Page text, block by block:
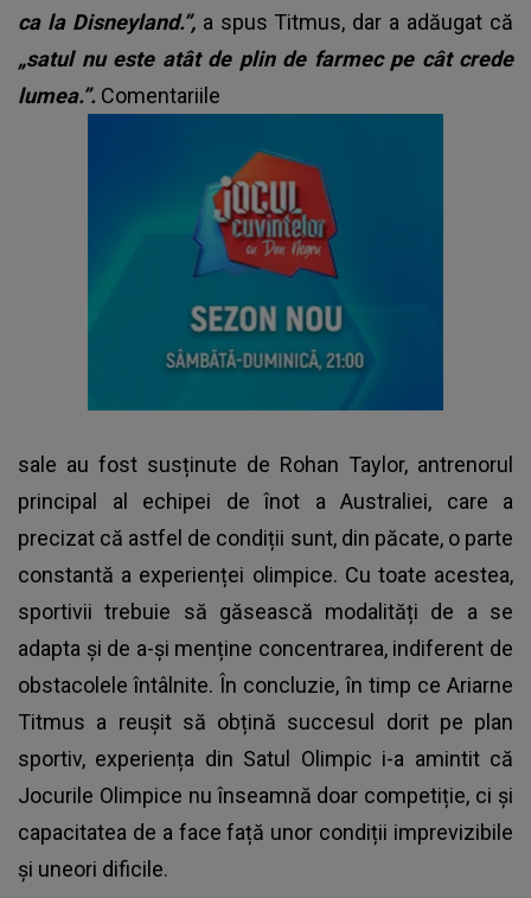
ca la Disneyland.”, a spus Titmus, dar a adăugat că
„satul nu este atât de plin de farmec pe cât crede
lumea.”. Comentariile
sale au fost susținute de Rohan Taylor, antrenorul
principal al echipei de înot a Australiei, care a
precizat că astfel de condiții sunt, din păcate, o parte
constantă a experienței olimpice. Cu toate acestea,
sportivii trebuie să găsească modalități de a se
adapta și de a-și menține concentrarea, indiferent de
obstacolele întâlnite. În concluzie, în timp ce Ariarne
Titmus a reușit să obțină succesul dorit pe plan
sportiv, experiența din Satul Olimpic i-a amintit că
Jocurile Olimpice nu înseamnă doar competiție, ci și
capacitatea de a face față unor condiții imprevizibile
și uneori dificile.